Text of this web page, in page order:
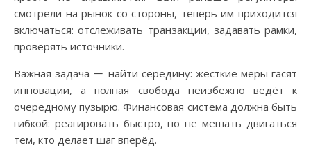
смотрели на рынок со стороны, теперь им приходится
включаться: отслеживать транзакции, задавать рамки,
проверять источники.
Важная задача ー найти середину: жёсткие меры гасят
инновации, а полная свобода неизбежно ведёт к
очередному пузырю. Финансовая система должна быть
гибкой: реагировать быстро, но не мешать двигаться
тем, кто делает шаг вперёд.